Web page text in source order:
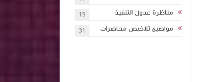
مناظرة عدول التنفيذ 19
مواضيع تلاخيص محاضرات 31